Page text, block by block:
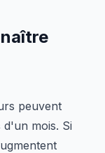
peuvent
mois. Si